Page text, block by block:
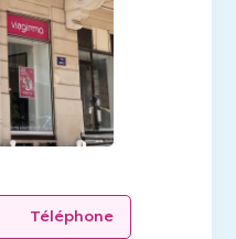
Téléphone